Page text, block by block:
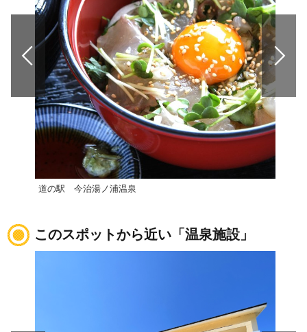
道の駅 今治湯ノ浦温泉
このスポットから近い「温泉施設」